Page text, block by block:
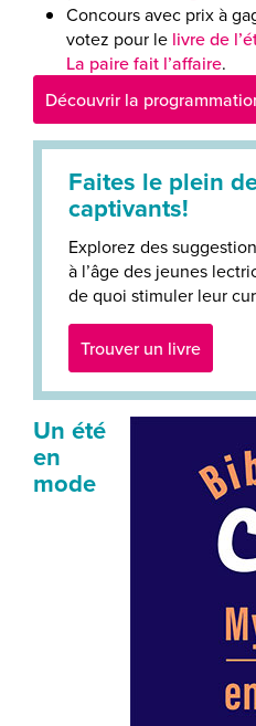
Concours avec prix à
votez pour le livre de
La paire fait l’affaire.
Découvrir la
Faites le plein
captivants!
Explorez des
à l’âge des jeunes
de quoi stimuler leur
Trouver un livre
Un été
en
mode